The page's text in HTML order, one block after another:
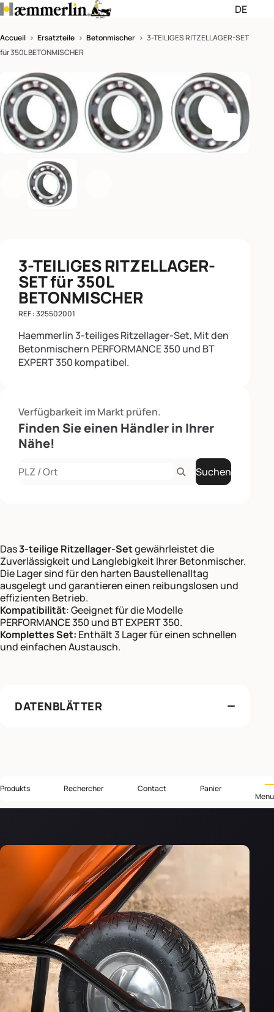
Passer les menus deDE
English (EN)
Français (FR)
Accueil > Ersatzteile > Betonmischer > 3-TEILIGES RITZELLAGER-SET
für 350L BETONMISCHER
Agrandir
Précédent
3-TEILIGES RITZELLAGER-
SET für 350L
BETONMISCHER
REF : 325502001
Haemmerlin 3-teiliges Ritzellager-Set, Mit den
Betonmischern PERFORMANCE 350 und BT
EXPERT 350 kompatibel.
Verfügbarkeit im Markt prüfen.
Finden Sie einen Händler in Ihrer
Nähe!
Rechercher Suchen
Das3-teilige Ritzellager-Setgewährleistet die
Zuverlässigkeit und Langlebigkeit Ihrer Betonmischer.
Die Lager sind für den harten Baustellenalltag
ausgelegt und garantieren einen reibungslosen und
effizienten Betrieb.
Kompatibilität: Geeignet für die Modelle
PERFORMANCE 350 und BT EXPERT 350.
Komplettes Set: Enthält 3 Lager für einen schnellen
und einfachen Austausch.
DATENBLÄTTER
Produkts Rechercher Contact Panier
Menu
Passer le pied de page et